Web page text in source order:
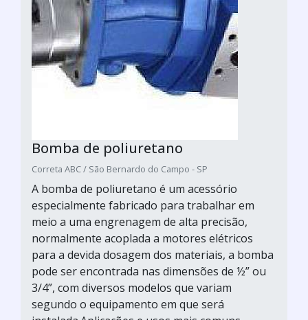
Bomba de poliuretano
Correta ABC / São Bernardo do Campo - SP
A bomba de poliuretano é um acessório
especialmente fabricado para trabalhar em
meio a uma engrenagem de alta precisão,
normalmente acoplada a motores elétricos
para a devida dosagem dos materiais, a bomba
pode ser encontrada nas dimensões de ½” ou
3/4”, com diversos modelos que variam
segundo o equipamento em que será